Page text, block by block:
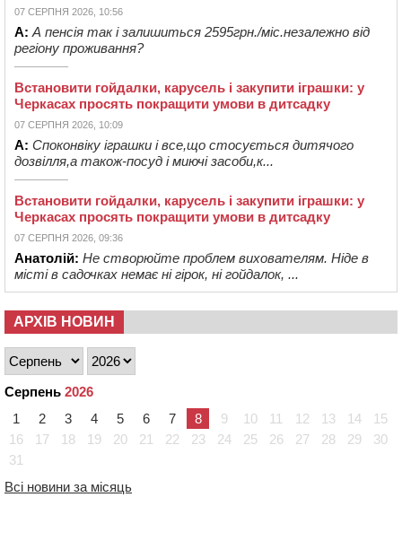
07 СЕРПНЯ 2026, 10:56
А: А пенсія так і залишиться 2595грн./міс.незалежно від
регіону проживання?
Встановити гойдалки, карусель і закупити іграшки: у
Черкасах просять покращити умови в дитсадку
07 СЕРПНЯ 2026, 10:09
А: Споконвіку іграшки і все,що стосується дитячого
дозвілля,а також-посуд і миючі засоби,к...
Встановити гойдалки, карусель і закупити іграшки: у
Черкасах просять покращити умови в дитсадку
07 СЕРПНЯ 2026, 09:36
Анатолій: Не створюйте проблем вихователям. Ніде в
місті в садочках немає ні гірок, ні гойдалок, ...
АРХІВ НОВИН
Серпень 2026
1
2 3 4 5 6 7 8 9 10 11 12 13 14
15
16
17 18 19 20 21 22 23 24 25 26 27 28 29
30
31
Всі новини за місяць